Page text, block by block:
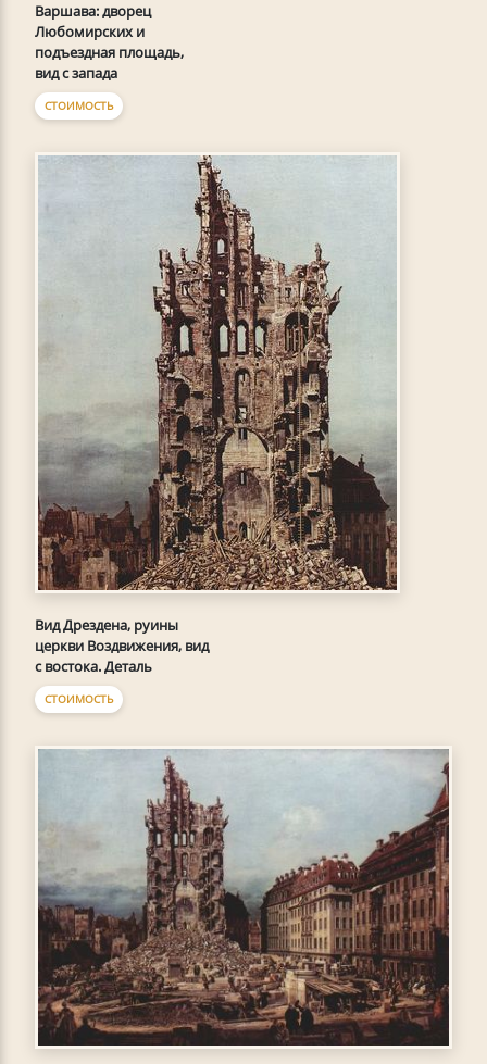
Варшава: дворец
Любомирских и
подъездная площадь,
вид с запада
СТОИМОСТЬ
Вид Дрездена, руины
церкви Воздвижения, вид
с востока. Деталь
СТОИМОСТЬ